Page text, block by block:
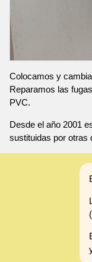
Colocamos y
Reparamos las
PVC.
Desde el año 2001
sustituidas por otras